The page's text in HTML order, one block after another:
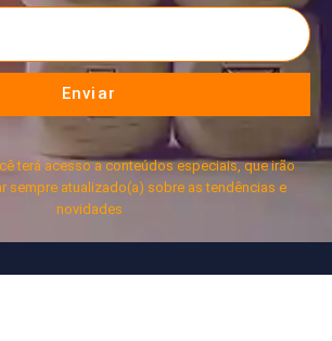
Enviar
terá acesso a conteúdos especiais, que irão
sempre atualizado(a) sobre as tendências e
novidades